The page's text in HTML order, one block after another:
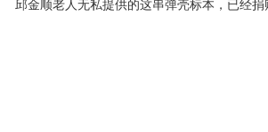
邱金顺老人无私提供的这串弹壳标本，已经捐